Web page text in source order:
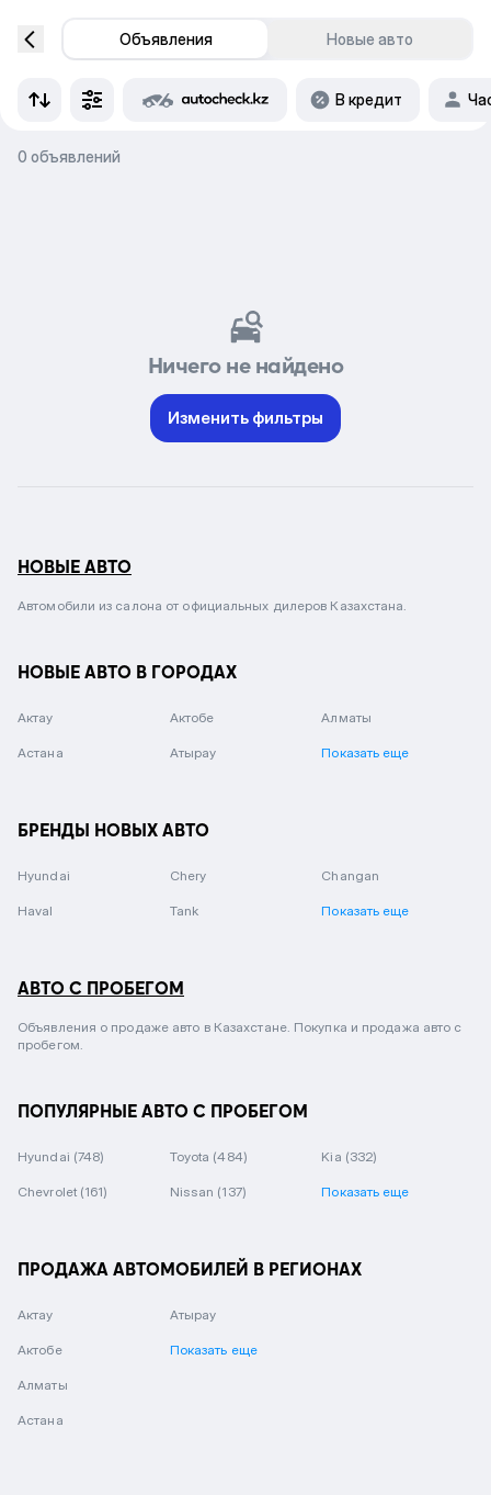
Объявления Новые авто
В кредит
0 объявлений
Ничего не найдено
Изменить фильтры
НОВЫЕ АВТО
Автомобили из салона от официальных дилеров Казахстана.
НОВЫЕ АВТО В ГОРОДАХ
Актау Актобе Алматы
Астана Атырау Показать еще
БРЕНДЫ НОВЫХ АВТО
Hyundai Chery Changan
Haval Tank Показать еще
АВТО С ПРОБЕГОМ
Объявления о продаже авто в Казахстане. Покупка и продажа авто с
пробегом.
ПОПУЛЯРНЫЕ АВТО С ПРОБЕГОМ
Hyundai (748) Toyota (484) Kia (332)
Chevrolet (161) Nissan (137) Показать еще
ПРОДАЖА АВТОМОБИЛЕЙ В РЕГИОНАХ
Актау
Актобе
Алматы
Астана
Атырау
Показать еще